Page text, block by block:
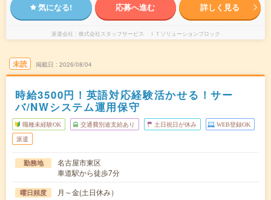
気になる! 応募へ進む 詳しく見る
派遣会社 株式会社スタッフサービス ＩＴソリューションブロック
未読 掲載日 2026/08/04
時給3500円！英語対応経験活かせる！サー
バ/NWシステム運用保守
職種未経験OK 交通費別途支給あり 土日祝日が休み WEB登録OK
派遣
勤務地
名古屋市東区
車道駅から徒歩7分
曜日頻度 月～金(土日休み）